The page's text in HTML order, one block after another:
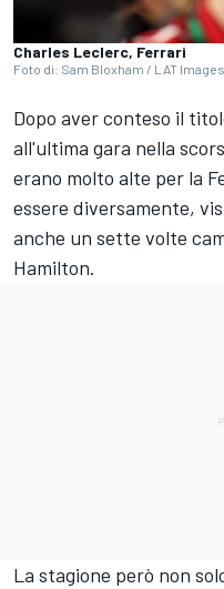
Charles Leclerc, Ferrari
Foto di: Sam Bloxham / LAT
Dopo aver conteso il
all'ultima gara nella
erano molto alte per la
essere diversamente,
anche un sette volte
Hamilton.
La stagione però non